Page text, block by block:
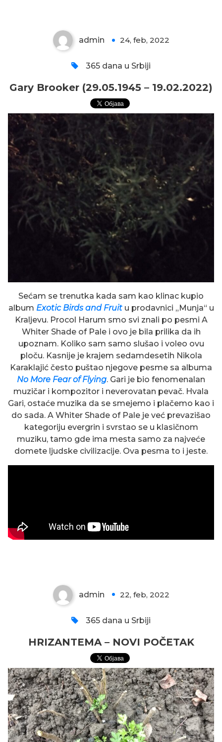
admin 24, feb, 2022
365 dana u Srbiji
Gary Brooker (29.05.1945 – 19.02.2022)
Sećam se trenutka kada sam kao klinac kupio
album Exotic Birds and Fruitu prodavnici „Munja“ u
Kraljevu. Procol Harum smo svi znali po pesmi A
Whiter Shade of Pale i ovo je bila prilika da ih
upoznam. Koliko sam samo slušao i voleo ovu
ploču. Kasnije je krajem sedamdesetih Nikola
Karaklajić često puštao njegove pesme sa albuma
No More Fear of Flying. Gari je bio fenomenalan
muzičar i kompozitor i neverovatan pevač. Hvala
Gari, ostaće muzika da se smejemo i plačemo kao i
do sada. A Whiter Shade of Pale je već prevazišao
kategoriju evergrin i svrstao se u klasičnom
muziku, tamo gde ima mesta samo za najveće
domete ljudske civilizacije. Ova pesma to i jeste.
admin 22, feb, 2022
365 dana u Srbiji
HRIZANTEMA – NOVI POČETAK